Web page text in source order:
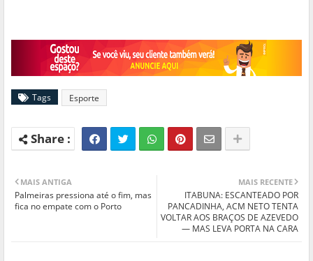
Tags Esporte
MAIS RECENTE
ITABUNA: ESCANTEADO POR
PANCADINHA, ACM NETO TENTA
VOLTAR AOS BRAÇOS DE AZEVEDO
— MAS LEVA PORTA NA CARA
MAIS ANTIGA
Palmeiras pressiona até o fim, mas
fica no empate com o Porto